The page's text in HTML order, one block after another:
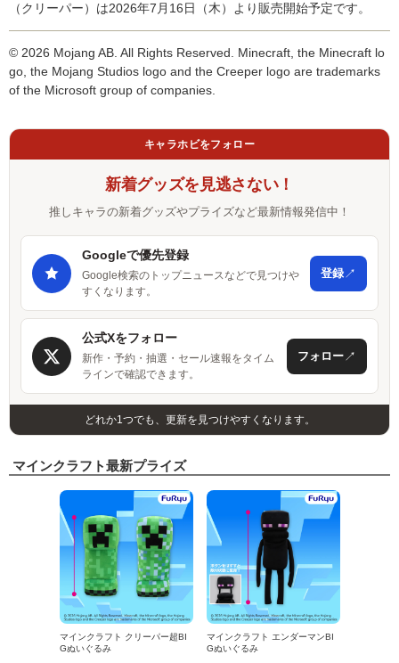
（クリーパー）は2026年7月16日（木）より販売開始予定です。
© 2026 Mojang AB. All Rights Reserved. Minecraft, the Minecraft lo
go, the Mojang Studios logo and the Creeper logo are trademarks
of the Microsoft group of companies.
キャラホビをフォロー
新着グッズを見逃さない！
推しキャラの新着グッズやプライズなど最新情報発信中！
Googleで優先登録
Google検索のトップニュースなどで見つけや
すくなります。
登録↗
公式Xをフォロー
新作・予約・抽選・セール速報をタイム
ラインで確認できます。
フォロー↗
どれか1つでも、更新を見つけやすくなります。
マインクラフト最新プライズ
マインクラフト クリーパー超BI
Gぬいぐるみ
マインクラフト エンダーマンBI
Gぬいぐるみ